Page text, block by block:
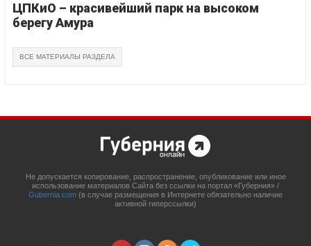
ЦПКиО – красивейший парк на высоком
берегу Амура
ВСЕ МАТЕРИАЛЫ РАЗДЕЛА
Не допускается копирование, распространение, опубликование или иное
использование материалов Сайта без ссылки на портал «Губерния» /
Gubernia.com (в случае размещения в Интернете обязательно наличие
активной гиперссылки)